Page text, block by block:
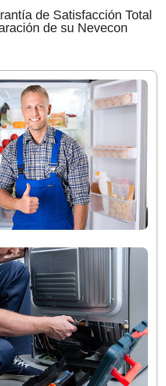
de Satisfacción Total
de su Nevecon